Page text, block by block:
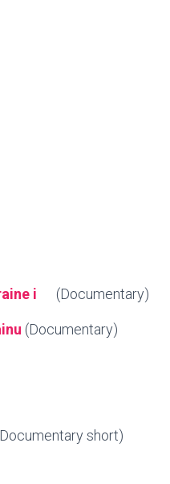
i (Documentary)
(Documentary)
short)